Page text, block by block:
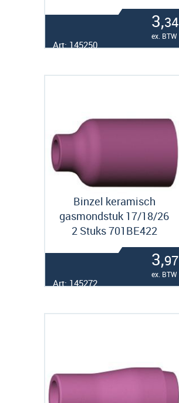
3,34
ex. BTW
Art: 145250
Binzel keramisch
gasmondstuk 17/18/26
2 Stuks 701BE422
3,97
ex. BTW
Art: 145272